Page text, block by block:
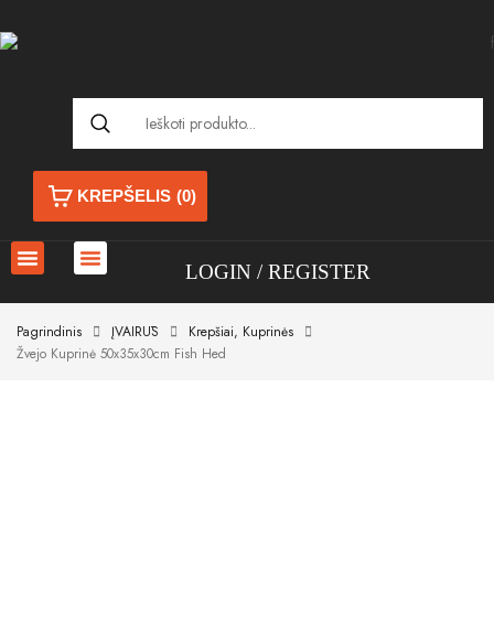
KREPŠELIS (0)
LOGIN REGISTER
Pagrindinis ĮVAIRŪS
Krepšiai, Kuprinės
Žvejo Kuprinė 50x35x30cm Fish Hed